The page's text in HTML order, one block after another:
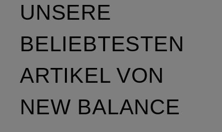
UNSERE
BELIEBTESTEN
ARTIKEL VON
NEW BALANCE